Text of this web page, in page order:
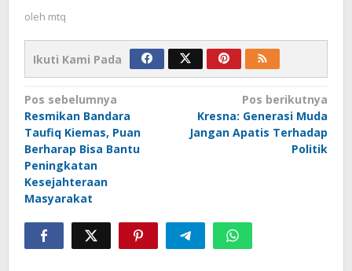
oleh mtq
Ikuti Kami Pada
Navigasi
pos
Pos sebelumnya
Resmikan Bandara
Taufiq Kiemas, Puan
Berharap Bisa Bantu
Peningkatan
Kesejahteraan
Masyarakat
Pos berikutnya
Kresna: Generasi Muda
Jangan Apatis Terhadap
Politik